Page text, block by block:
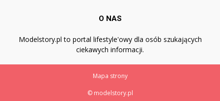
O NAS
Modelstory.pl to portal lifestyle'owy dla osób szukających
ciekawych informacji.
Mapa strony
© modelstory.pl